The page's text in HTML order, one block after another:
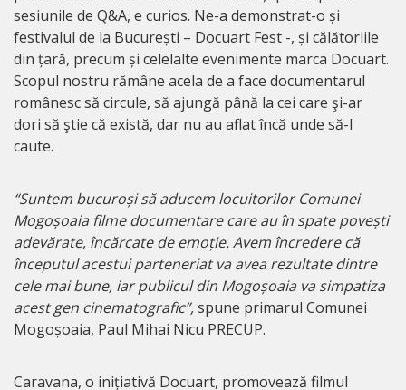
sesiunile de Q&A, e curios. Ne-a demonstrat-o și
festivalul de la București – Docuart Fest -, și călătoriile
din țară, precum și celelalte evenimente marca Docuart.
Scopul nostru rămâne acela de a face documentarul
românesc să circule, să ajungă până la cei care şi-ar
dori să ştie că există, dar nu au aflat încă unde să-l
caute.
“Suntem bucuroși să aducem locuitorilor Comunei
Mogoșoaia filme documentare care au în spate povești
adevărate, încărcate de emoție. Avem încredere că
începutul acestui parteneriat va avea rezultate dintre
cele mai bune, iar publicul din Mogoșoaia va simpatiza
acest gen cinematografic”,spune primarul Comunei
Mogoșoaia, Paul Mihai Nicu PRECUP.
Caravana, o inițiativă Docuart, promovează filmul